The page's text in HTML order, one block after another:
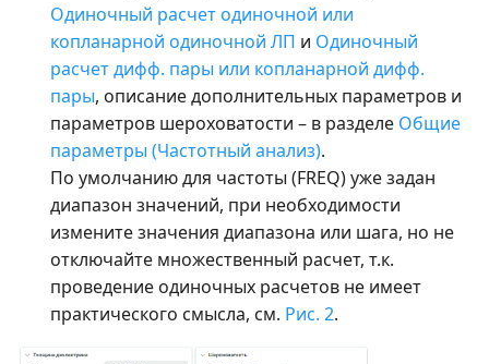
Одиночный расчет одиночной или
копланарной одиночной ЛП и Одиночный
расчет дифф. пары или копланарной дифф.
пары, описание дополнительных параметров и
параметров шероховатости – в разделе Общие
параметры (Частотный анализ).
По умолчанию для частоты (FREQ) уже задан
диапазон значений, при необходимости
измените значения диапазона или шага, но не
отключайте множественный расчет, т.к.
проведение одиночных расчетов не имеет
практического смысла, см. Рис. 2.